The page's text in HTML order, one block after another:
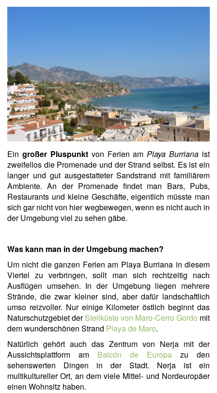
Ein großer Pluspunktvon Ferien amPlaya Burriana ist
zweifellos die Promenade und der Strand selbst. Es ist ein
langer und gut ausgestatteter Sandstrand mit familiärem
Ambiente. An der Promenade findet man Bars, Pubs,
Restaurants und kleine Geschäfte, eigentlich müsste man
sich gar nicht von hier wegbewegen, wenn es nicht auch in
der Umgebung viel zu sehen gäbe.
Was kann man in der Umgebung machen?
Um nicht die ganzen Ferien am Playa Burriana in diesem
Viertel zu verbringen, sollt man sich rechtzeitig nach
Ausflügen umsehen. In der Umgebung liegen mehrere
Strände, die zwar kleiner sind, aber dafür landschaftlich
umso reizvoller. Nur einige Kilometer östlich beginnt das
Naturschutzgebiet derSteilküste von Maro-Cerro Gordo mit
dem wunderschönen Strand Playa de Maro.
Natürlich gehört auch das Zentrum von Nerja mit der
Aussichtsplattform am Balcón de Europa zu den
sehenswerten Dingen in der Stadt. Nerja ist ein
multikultureller Ort, an dem viele Mittel- und Nordeuropäer
einen Wohnsitz haben.